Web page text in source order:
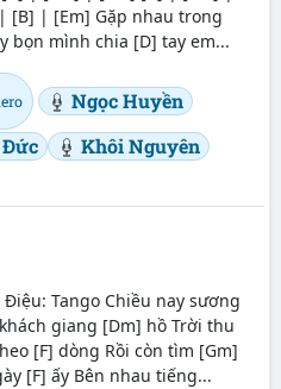
| [Em] Gặp nhau trong
bọn mình chia [D] tay em...
Ngọc Huyền
Khôi Nguyên
Tango Chiều nay sương
giang [Dm] hồ Trời thu
[F] dòng Rồi còn tìm [Gm]
[F] ấy Bên nhau tiếng...